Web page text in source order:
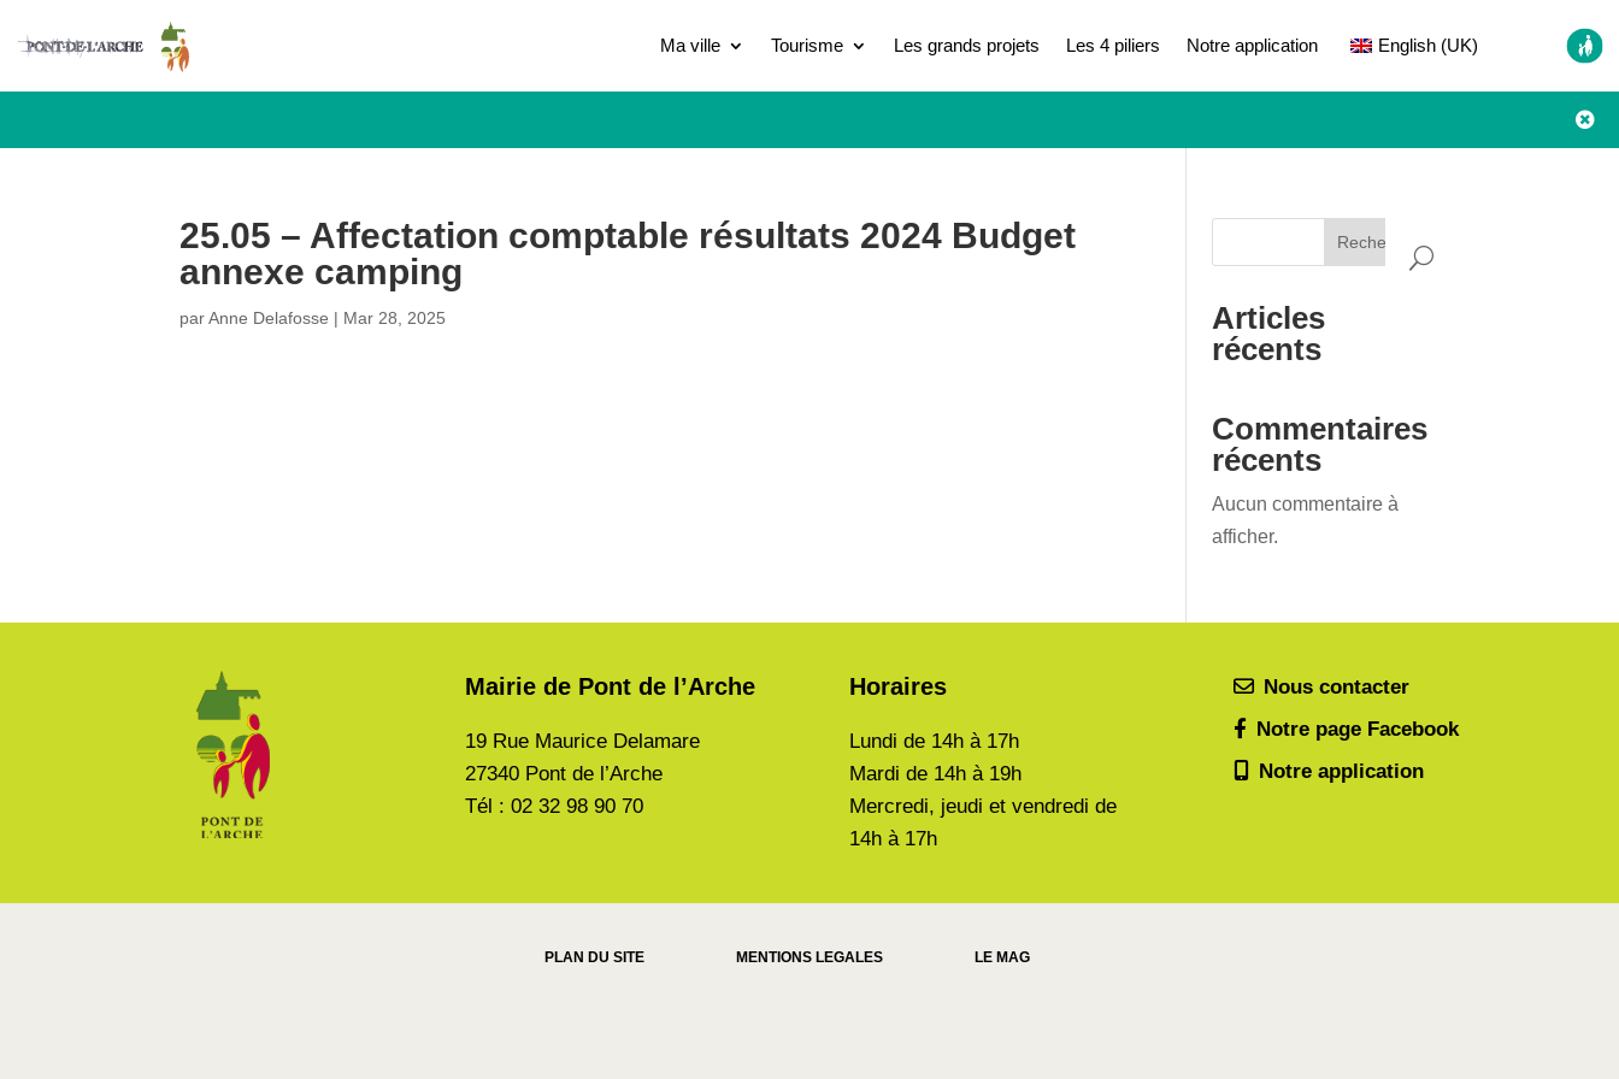
Ma ville Tourisme Les grands projets Les 4 piliers Notre application English (UK)

25.05 – Affectation comptable résultats 2024 Budget
annexe camping
parAnne Delafosse | Mar 28, 2025
Rechercher
Articles
récents
Commentaires
récents
Aucun commentaire à
afficher.
Mairie de Pont de l’Arche
19 Rue Maurice Delamare
27340 Pont de l’Arche
Tél : 02 32 98 90 70
Horaires
Lundi de 14h à 17h
Mardi de 14h à 19h
Mercredi, jeudi et vendredi de
14h à 17h
Nous contacter
Notre page Facebook
Notre application
PLAN DU SITE MENTIONS LEGALES LE MAG